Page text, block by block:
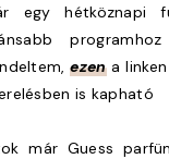
egy hétköznapi
ezena
is kapható
már Guess